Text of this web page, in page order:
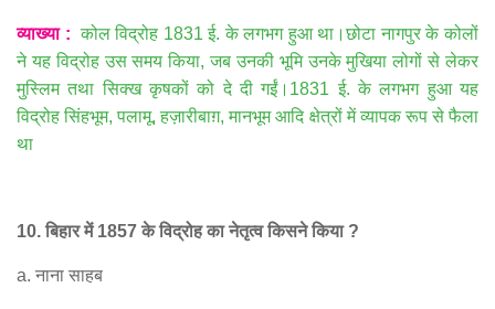
व्याख्या: कोल विद्रोह 1831ई.के लगभग हुआ था।छोटा नागपुर के कोलों
ने यह विद्रोह उस समय किया,जब उनकी भूमि उनके मुखिया लोगों से लेकर
मुस्लिम तथा सिक्ख कृषकों को दे दी गईं। 1831ई.के लगभग हुआ यह
विद्रोह सिंहभूम,पलामू,हज़ारीबाग़,मानभूम आदि क्षेत्रों में व्यापक रूप से फैला
था
10.बिहार में1857के विद्रोह का नेतृत्व किसने किया?
a. नाना साहब